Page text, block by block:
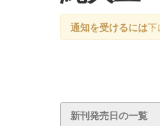
通知を受けるには下
新刊発売日の一覧